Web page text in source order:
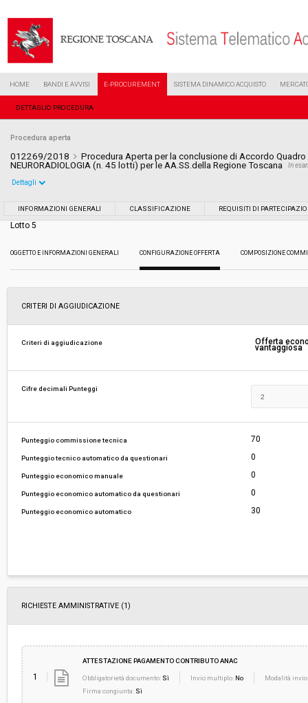
HOME BANDI E AVVISI E-PROCUREMENT SISTEMA DINAMICO ACQUISTO
DETTAGLIO PROCEDURA
Procedura aperta
012269/2018
Procedura Aperta per la conclusione di Accordo Quadro
NEURORADIOLOGIA (n. 45 lotti) per le AA.SS.della Regione Toscana
In
Tipo di contratto:
12/06/2018 16:22
Svolgimento:
Responsabile attuale:
ESTAR - ENTE DI SUPPORTO TECNICO
REGIONALE - AREA FARMACI, DIAGNOSTICI E
Dettagli
INFORMAZIONI GENERALI CLASSIFICAZIONE REQUISITI DI
Lotto 5
OGGETTO E INFORMAZIONI GENERALI CONFIGURAZIONE OFFERTA COMPOSIZIONE
CRITERI DI AGGIUDICAZIONE
Criteri di aggiudicazione Offerta
vantaggiosa
Cifre decimali Punteggi
Punteggio commissione tecnica 70
Punteggio tecnico automatico da questionari 0
Punteggio economico manuale 0
Punteggio economico automatico da questionari 0
Punteggio economico automatico 30
RICHIESTE AMMINISTRATIVE (1)
1
ATTESTAZIONE PAGAMENTO CONTRIBUTO ANAC
Obbligatorietà documento: Sì Invio multiplo: No
Modalità
Firma congiunta: Sì